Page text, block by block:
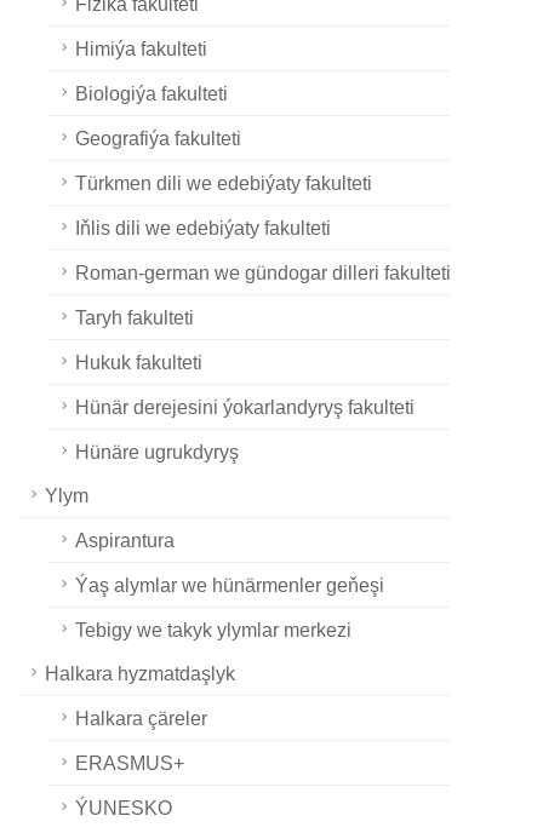
Himiýa fakulteti
Biologiýa fakulteti
Geografiýa fakulteti
Türkmen dili we edebiýaty fakulteti
Iňlis dili we edebiýaty fakulteti
Roman-german we gündogar dilleri fakulteti
Taryh fakulteti
Hukuk fakulteti
Hünär derejesini ýokarlandyryş fakulteti
Hünäre ugrukdyryş
Ylym
Aspirantura
Ýaş alymlar we hünärmenler geňeşi
Tebigy we takyk ylymlar merkezi
Halkara hyzmatdaşlyk
Halkara çäreler
ERASMUS+
ÝUNESKO